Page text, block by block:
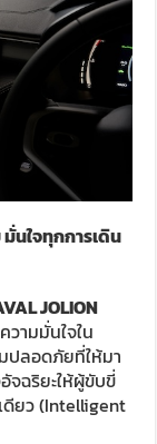
นใจทุกการเดิน
JOLION
ามมั่นใจใน
ปลอดภัยที่ให้มา
จฉริยะให้ผู้ขับขี่
ดียว (Intelligent